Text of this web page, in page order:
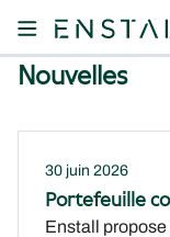
Nouvelles
Portefeuille
30 juin 2026
Enstall